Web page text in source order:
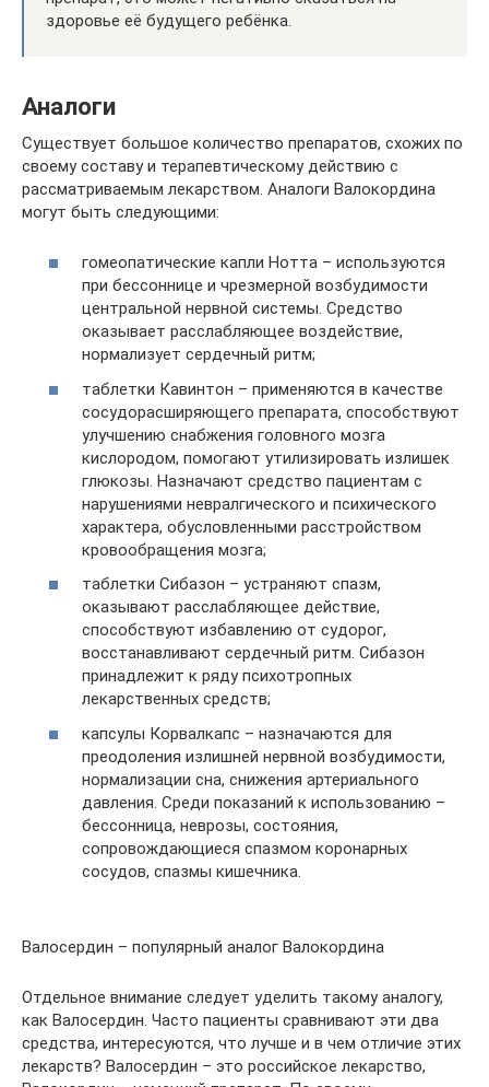
здоровье её будущего ребёнка.
Аналоги
Существует большое количество препаратов, схожих по
своему составу и терапевтическому действию с
рассматриваемым лекарством. Аналоги Валокордина
могут быть следующими:
гомеопатические капли Нотта – используются
при бессоннице и чрезмерной возбудимости
центральной нервной системы. Средство
оказывает расслабляющее воздействие,
нормализует сердечный ритм;
таблетки Кавинтон – применяются в качестве
сосудорасширяющего препарата, способствуют
улучшению снабжения головного мозга
кислородом, помогают утилизировать излишек
глюкозы. Назначают средство пациентам с
нарушениями невралгического и психического
характера, обусловленными расстройством
кровообращения мозга;
таблетки Сибазон – устраняют спазм,
оказывают расслабляющее действие,
способствуют избавлению от судорог,
восстанавливают сердечный ритм. Сибазон
принадлежит к ряду психотропных
лекарственных средств;
капсулы Корвалкапс – назначаются для
преодоления излишней нервной возбудимости,
нормализации сна, снижения артериального
давления. Среди показаний к использованию –
бессонница, неврозы, состояния,
сопровождающиеся спазмом коронарных
сосудов, спазмы кишечника.
Валосердин – популярный аналог Валокордина
Отдельное внимание следует уделить такому аналогу,
как Валосердин. Часто пациенты сравнивают эти два
средства, интересуются, что лучше и в чем отличие этих
лекарств? Валосердин – это российское лекарство,